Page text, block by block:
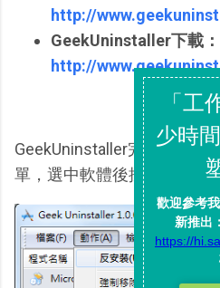
http://
GeekUninstaller下載：
http://
GeekUninstaller完全不花俏
單，選中軟體後按下〔Enter